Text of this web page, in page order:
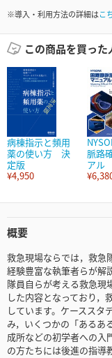
※導入・利用方法の詳細はこ
この商品を買った
病棟指示と頻用
薬の使い方 決
定版
¥4,950
脈路
アル
概要
救急現場ならでは，救急
経験豊富な執筆者らが解
隊員自らが考える救急現
した内容となっており，
しています。ケーススタ
み，いくつかの「あるあ
成所などの初学者への入
の方たちには後進の指導